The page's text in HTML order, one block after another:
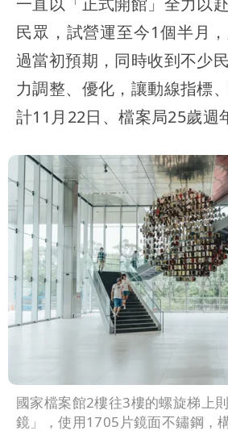
民眾，試營運至今1個半月
過當初預期，同時收到不少
力調整、優化，讓動線指標
計11月22日、檔案局25歲週
國家檔案館2樓往3樓的螺旋梯上
鏡」，使用1705片鏡面不鏽鋼，